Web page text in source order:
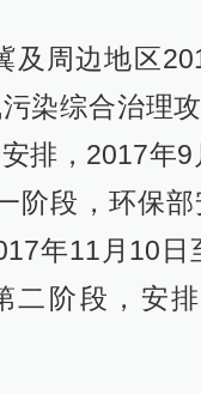
及周边地区
染综合治理
排，2017年
阶段，环保
年11月10日
二阶段，安